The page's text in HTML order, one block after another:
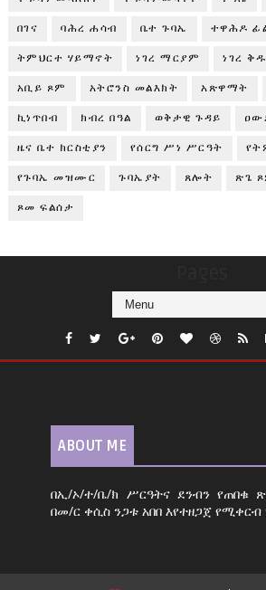
በገና ባሕረ ሐሳብ ቤተ ጉባኤ ተዋሕዶ
ትምህርተ ሃይማኖት ነገረ ማርያም ነገረ
አቢይ ጾም አትሮንስ መልእክት አጽዋማት
ኪነጥበብ ክብረ በዓል ወቅታዊ ጉዳይ
ዜና ቤተ ክርስቲያን የሰርግ ሥነ ሥርዓት
የጉባኤ መዝሙር ጉባኤያት ጸሎት ጽጌ
ጾመ ፍልሰታ
ABOUT ME
በኢ/ኦ/ተ/ቤ/ክ ሥርዓትና ደንብን የጠበቁ
በመ/ር ቀሲስ ንጋቱ አበበ እየተዘጋጀ የሚቀርብ